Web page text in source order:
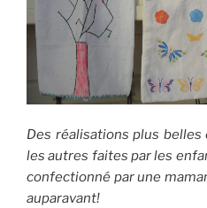
Des réalisations plus
les autres faites par les
confectionné par une
auparavant!